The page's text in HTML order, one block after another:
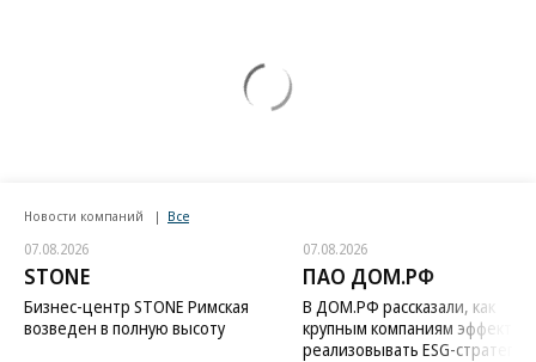
Новости компаний Все
07.08.2026
STONE
Бизнес-центр STONE Римская
возведен в полную высоту
07.08.2026
ПАО ДОМ.РФ
В ДОМ.РФ рассказали, как
крупным компаниям
реализовывать ESG-стратегию